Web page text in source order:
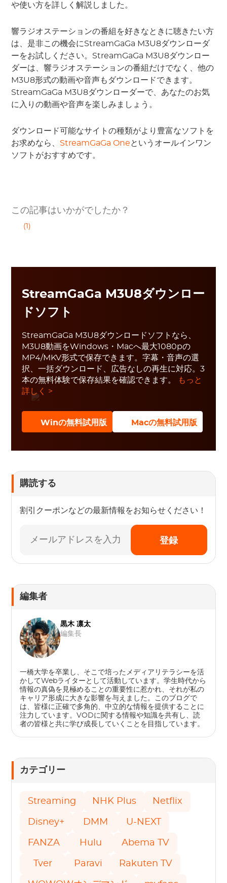
や使い方を詳しく解説しました。
響ラジオステーションの番組を好きなときに聴きたい方
は、是非この機会にStreamGaGa M3U8ダウンローダ
ーをお試しください。StreamGaGa M3U8ダウンロー
ダーは、響ラジオステーションの番組だけでなく、他の
M3U8形式の動画や音声もダウンロードできます。
StreamGaGa M3U8ダウンローダーで、あなたのお気
に入りの動画や音声を楽しみましょう。
ダウンロード可能なサイトの種類がより豊富なソフトを
お求めなら、 StreamGaGa Oneというオールインワン
ソフトがおすすめです。
この記事はいかがでしたか？
(1)
StreamGaGa M3U8ダウンロー
ドソフト
StreamGaGa M3U8ダウンロードソフトなら、
M3U8動画をWindows・Macへ最大1080pの
MP4/MKV形式で保存できます。字幕・音声の選
択、一括ダウンロード、広告なしの再生に対応。3
本の無料体験で保存結果を確認できます。
もっと
詳しく >
Winの無料試用版 Macの無料試用版
購読する
割引クーポンなどの最新情報をお知らせください！
登録
編集者
黒木 凛太
編集長
一橋大学を卒業し、そこで培ったメディアリテラシーを活
かしてWebライターとして活動しています。学生時代から
情報の真偽を見極めることの重要性に惹かれ、それが私の
キャリア形成に大きな影響を与えました。このブログで
は、皆様に正確で多角的、中立的な情報を提供することに
注力しています。VODに関する情報や知識を共有し、読
者の皆様と共に学び成長していくことを目指しています。
カテゴリー
Streaming NHK Plus Netflix
Disney+ DMM U-NEXT
FANZA Hulu Abema TV
Tver Paravi Rakuten TV